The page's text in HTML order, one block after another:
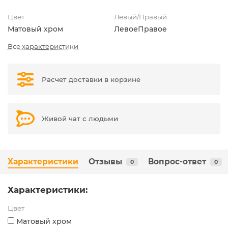
Цвет
Матовый хром
Левый/Правый
ЛевоеПравое
Все характеристики
Расчет доставки в корзине
Живой чат с людьми
Характеристики Отзывы 0 Вопрос-ответ 0
Характеристики:
Цвет
Матовый хром